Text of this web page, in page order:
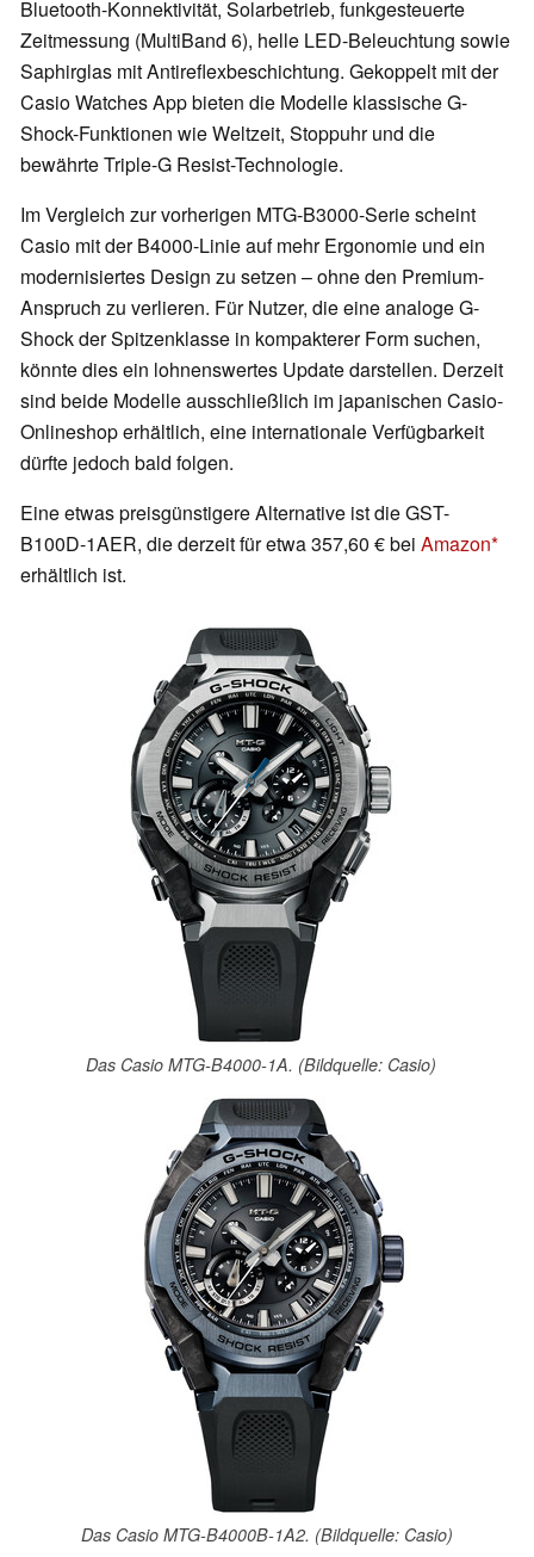
Bluetooth-Konnektivität, Solarbetrieb, funkgesteuerte
Zeitmessung (MultiBand 6), helle LED-Beleuchtung sowie
Saphirglas mit Antireflexbeschichtung. Gekoppelt mit der
Casio Watches App bieten die Modelle klassische G-
Shock-Funktionen wie Weltzeit, Stoppuhr und die
bewährte Triple-G Resist-Technologie.
Im Vergleich zur vorherigen MTG-B3000-Serie scheint
Casio mit der B4000-Linie auf mehr Ergonomie und ein
modernisiertes Design zu setzen – ohne den Premium-
Anspruch zu verlieren. Für Nutzer, die eine analoge G-
Shock der Spitzenklasse in kompakterer Form suchen,
könnte dies ein lohnenswertes Update darstellen. Derzeit
sind beide Modelle ausschließlich im japanischen Casio-
Onlineshop erhältlich, eine internationale Verfügbarkeit
dürfte jedoch bald folgen.
Eine etwas preisgünstigere Alternative ist die GST-
B100D-1AER, die derzeit für etwa 357,60 € bei Amazon
erhältlich ist.
Das Casio MTG-B4000-1A. (Bildquelle: Casio)
Das Casio MTG-B4000B-1A2. (Bildquelle: Casio)